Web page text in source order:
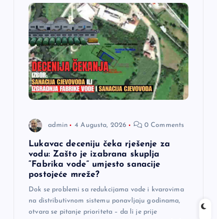
admin 4 Augusta, 2026 0 Comments
Lukavac deceniju čeka rješenje za
vodu: Zašto je izabrana skuplja
“Fabrika vode” umjesto sanacije
postojeće mreže?
Dok se problemi sa redukcijama vode i kvarovima
na distributivnom sistemu ponavljaju godinama,
otvara se pitanje prioriteta – da li je prije